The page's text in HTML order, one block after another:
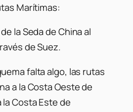
Marítimas:
la Seda de China al
de Suez.
falta algo, las rutas
a la Costa Oeste de
Costa Este de